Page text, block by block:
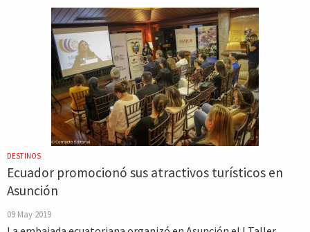
DESTINOS
Ecuador promocionó sus atractivos turísticos en
Asunción
09 May 2019